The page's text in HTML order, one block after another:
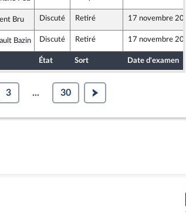
et républicaine
Démocrate (MoDem) et Démocrates apparentés
Bru Discuté Retiré 17 novembre
Bazin Discuté Retiré 17 novembre
État Sort Date d'examen
3 ... 30